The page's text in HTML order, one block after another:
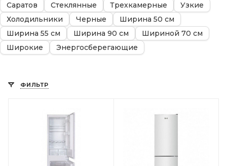
Саратов
Стеклянные Трехкамерные
Узкие
Холодильники
Черные
Ширина 50 см
Ширина 55 см
Ширина 90 см
Шириной 70 см
Широкие
Энергосберегающие
ФИЛЬТР